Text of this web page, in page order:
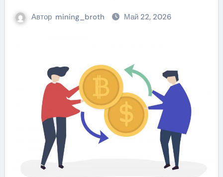
Автор mining_broth Май 22, 2026